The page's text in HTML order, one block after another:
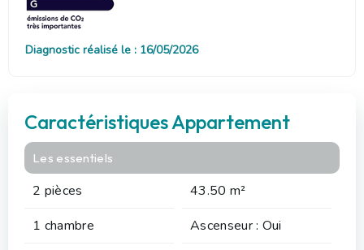
Diagnostic réalisé le : 16/05/2026
Caractéristiques Appartement
Les essentiels
2 pièces
43.50 m²
1 chambre
Ascenseur : Oui